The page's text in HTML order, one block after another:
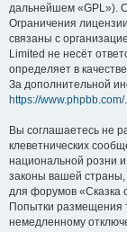
дальнейшем «GPL»).
Ограничения
связаны с
Limited не несёт
определяет в
За дополнительной
https://www.phpbb.com/.
Вы соглашаетесь не
клеветнических
национальной розни
законы вашей страны,
для форумов «Сказка
Попытки размещения
немедленному